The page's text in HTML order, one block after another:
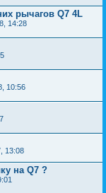
рычагов Q7 4L
14:28
10:56
13:08
на Q7 ?